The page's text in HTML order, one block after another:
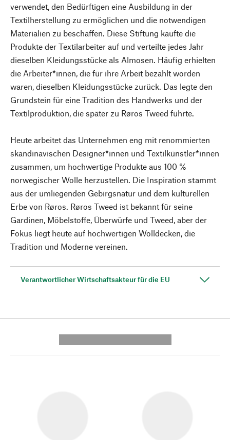
verwendet, den Bedürftigen eine Ausbildung in der
Textilherstellung zu ermöglichen und die notwendigen
Materialien zu beschaffen. Diese Stiftung kaufte die
Produkte der Textilarbeiter auf und verteilte jedes Jahr
dieselben Kleidungsstücke als Almosen. Häufig erhielten
die Arbeiter*innen, die für ihre Arbeit bezahlt worden
waren, dieselben Kleidungsstücke zurück. Das legte den
Grundstein für eine Tradition des Handwerks und der
Textilproduktion, die später zu Røros Tweed führte.
Heute arbeitet das Unternehmen eng mit renommierten
skandinavischen Designer*innen und Textilkünstler*innen
zusammen, um hochwertige Produkte aus 100 %
norwegischer Wolle herzustellen. Die Inspiration stammt
aus der umliegenden Gebirgsnatur und dem kulturellen
Erbe von Røros. Røros Tweed ist bekannt für seine
Gardinen, Möbelstoffe, Überwürfe und Tweed, aber der
Fokus liegt heute auf hochwertigen Wolldecken, die
Tradition und Moderne vereinen.
Verantwortlicher Wirtschaftsakteur für die EU